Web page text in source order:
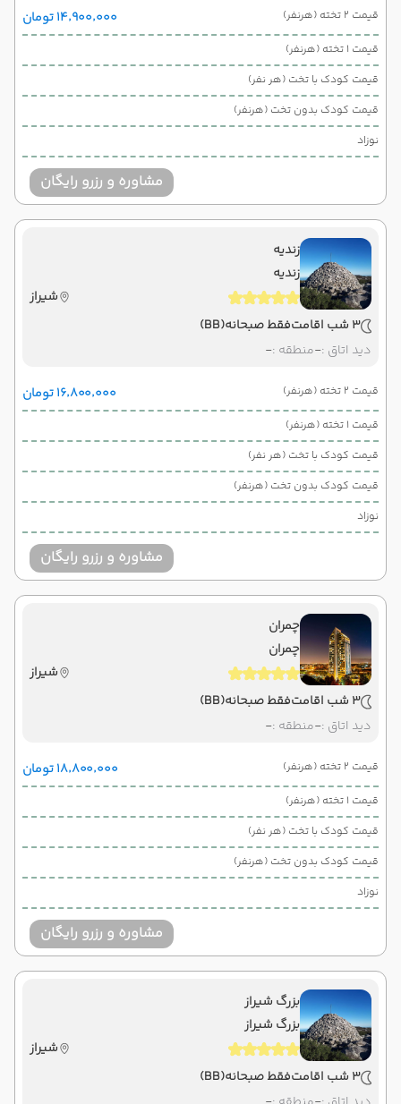
قیمت 2 تخته (هرنفر) ۱۴٬۹۰۰٬۰۰۰ تومان
قیمت 1 تخته (هرنفر)
قیمت کودک با تخت (هر نفر)
قیمت کودک بدون تخت (هرنفر)
نوزاد
مشاوره و رزرو رایگان
زندیه
زندیه
شیراز
3 شب اقامت
فقط صبحانه(BB)
دید اتاق :-منطقه :-
قیمت 2 تخته (هرنفر) ۱۶٬۸۰۰٬۰۰۰ تومان
قیمت 1 تخته (هرنفر)
قیمت کودک با تخت (هر نفر)
قیمت کودک بدون تخت (هرنفر)
نوزاد
مشاوره و رزرو رایگان
چمران
چمران
شیراز
3 شب اقامت
فقط صبحانه(BB)
دید اتاق :-منطقه :-
قیمت 2 تخته (هرنفر) ۱۸٬۸۰۰٬۰۰۰ تومان
قیمت 1 تخته (هرنفر)
قیمت کودک با تخت (هر نفر)
قیمت کودک بدون تخت (هرنفر)
نوزاد
مشاوره و رزرو رایگان
بزرگ شیراز
بزرگ شیراز
شیراز
3 شب اقامت
فقط صبحانه(BB)